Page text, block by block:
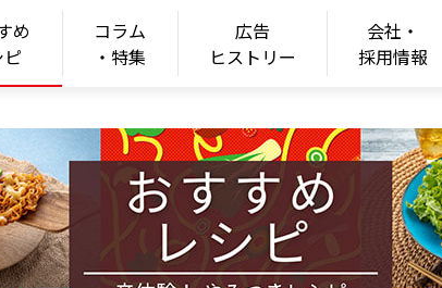
め
ピ
コラム
・特集
広告
ヒストリー
会社・
採用情報